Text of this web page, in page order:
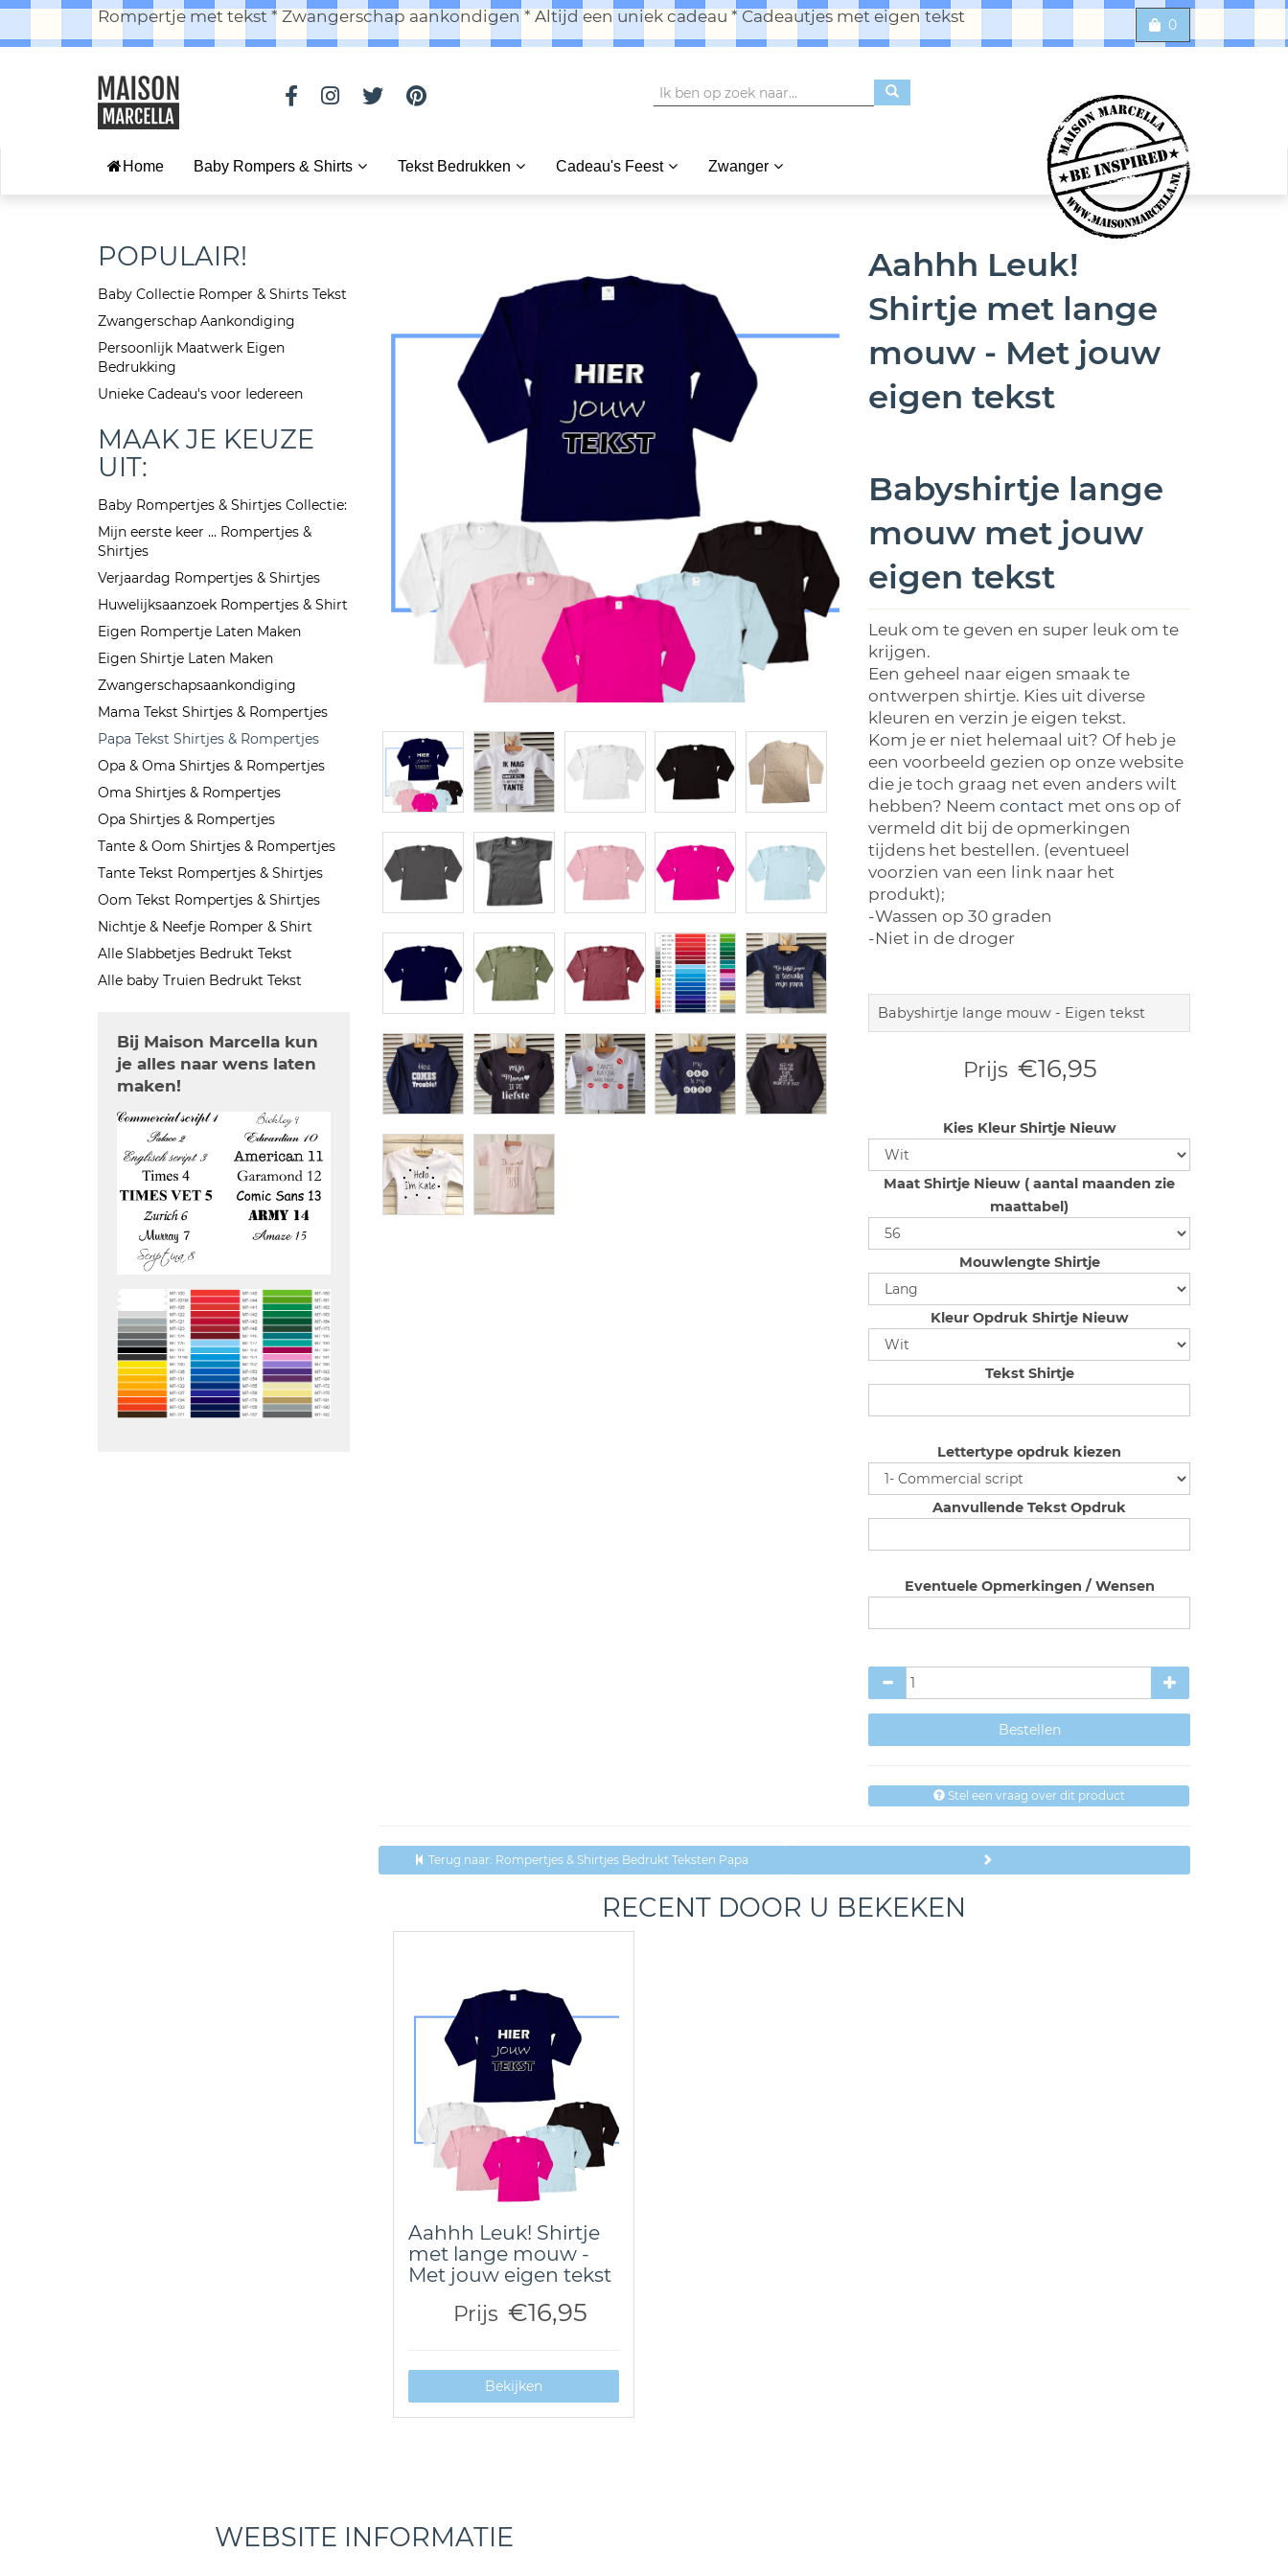
Rompertje met tekst * Zwangerschap aankondigen * Altijd een uniek cadeau * Cadeautjes met eigen tekst 0
Home Baby Rompers & Shirts Tekst Bedrukken Cadeau's Feest Zwanger
Aahhh Leuk!
Shirtje met lange
mouw - Met jouw
eigen tekst
Babyshirtje lange
mouw met jouw
eigen tekst
Leuk om te geven en super leuk om te
krijgen.
Een geheel naar eigen smaak te
ontwerpen shirtje. Kies uit diverse
kleuren en verzin je eigen tekst.
Kom je er niet helemaal uit? Of heb je
een voorbeeld gezien op onze website
die je toch graag net even anders wilt
hebben? Neemcontact met ons op of
vermeld dit bij de opmerkingen
tijdens het bestellen. (eventueel
voorzien van een link naar het
produkt);
-Wassen op 30 graden
-Niet in de droger
Babyshirtje lange mouw - Eigen tekst
Prijs €16,95
Kies Kleur Shirtje Nieuw
Maat Shirtje Nieuw ( aantal maanden zie
maattabel)
Mouwlengte Shirtje
Kleur Opdruk Shirtje Nieuw
Tekst Shirtje
Lettertype opdruk kiezen
Aanvullende Tekst Opdruk
Eventuele Opmerkingen / Wensen
Stel een vraag over dit product
Terug naar: Rompertjes & Shirtjes Bedrukt Teksten Papa
RECENT DOOR U BEKEKEN
Aahhh Leuk! Shirtje
met lange mouw -
Met jouw eigen tekst
Prijs €16,95
Bekijken
POPULAIR!
Baby Collectie Romper & Shirts Tekst
Zwangerschap Aankondiging
Persoonlijk Maatwerk Eigen
Bedrukking
Unieke Cadeau's voor Iedereen
MAAK JE KEUZE
UIT:
Baby Rompertjes & Shirtjes Collectie:
Mijn eerste keer ... Rompertjes &
Shirtjes
Verjaardag Rompertjes & Shirtjes
Huwelijksaanzoek Rompertjes & Shirt
Eigen Rompertje Laten Maken
Eigen Shirtje Laten Maken
Zwangerschapsaankondiging
Mama Tekst Shirtjes & Rompertjes
Papa Tekst Shirtjes & Rompertjes
Opa & Oma Shirtjes & Rompertjes
Oma Shirtjes & Rompertjes
Opa Shirtjes & Rompertjes
Tante & Oom Shirtjes & Rompertjes
Tante Tekst Rompertjes & Shirtjes
Oom Tekst Rompertjes & Shirtjes
Nichtje & Neefje Romper & Shirt
Alle Slabbetjes Bedrukt Tekst
Alle baby Truien Bedrukt Tekst
Bij Maison Marcella kun
je alles naar wens laten
maken!
WEBSITE INFORMATIE